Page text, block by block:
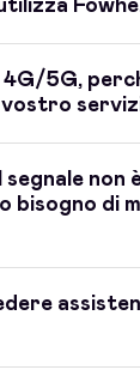
4G/5G,
segnale non
bisogno di